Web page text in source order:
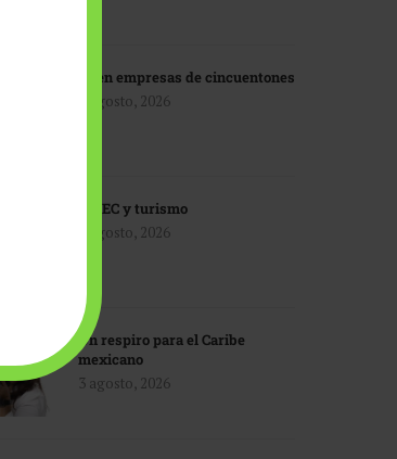
IA en empresas de cincuentones
3 agosto, 2026
TMEC y turismo
3 agosto, 2026
Un respiro para el Caribe
mexicano
3 agosto, 2026